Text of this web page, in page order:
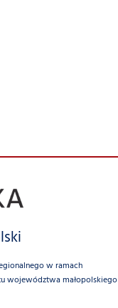
w ramach
województwa małopolskiego